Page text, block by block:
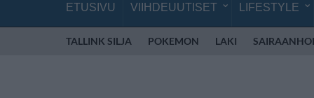
ETUSIVU VIIHDEUUTISET LIFESTYLE
TALLINK SILJA POKEMON LAKI